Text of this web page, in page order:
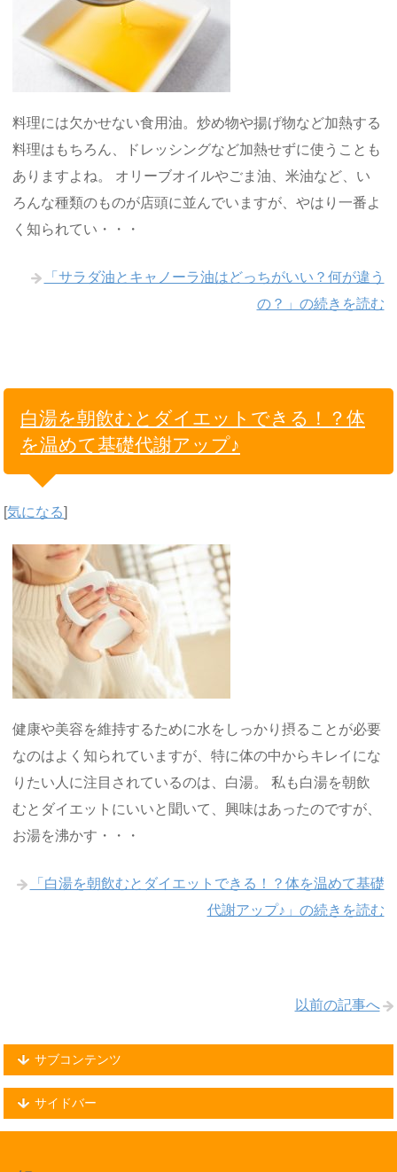
料理には欠かせない食用油。炒め物や揚げ物など加熱する
料理はもちろん、ドレッシングなど加熱せずに使うことも
ありますよね。 オリーブオイルやごま油、米油など、い
ろんな種類のものが店頭に並んでいますが、やはり一番よ
く知られてい・・・
「サラダ油とキャノーラ油はどっちがいい？何が違う
の？」の続きを読む
白湯を朝飲むとダイエットできる！？体
を温めて基礎代謝アップ♪
[気になる]
健康や美容を維持するために水をしっかり摂ることが必要
なのはよく知られていますが、特に体の中からキレイにな
りたい人に注目されているのは、白湯。 私も白湯を朝飲
むとダイエットにいいと聞いて、興味はあったのですが、
お湯を沸かす・・・
「白湯を朝飲むとダイエットできる！？体を温めて基礎
代謝アップ♪」の続きを読む
以前の記事へ
サブコンテンツ
サイドバー